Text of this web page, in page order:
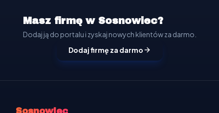
Masz firmę w Sosnowiec?
Dodaj ją do portalu i zyskaj nowych klientów za darmo.
Dodaj firmę za darmo
Sosnowiec